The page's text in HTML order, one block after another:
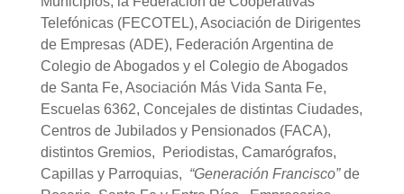
Telefónicas (FECOTEL), Asociación de Dirigentes
de Empresas (ADE), Federación Argentina de
Colegio de Abogados y el Colegio de Abogados
de Santa Fe, Asociación Más Vida Santa Fe,
Escuelas 6362, Concejales de distintas Ciudades,
Centros de Jubilados y Pensionados (FACA),
distintos Gremios, Periodistas, Camarógrafos,
Capillas y Parroquias, “Generación Francisco”de